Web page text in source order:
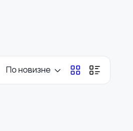
По новизне